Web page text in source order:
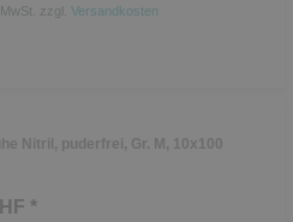
zzgl. Versandkosten
Nitril, puderfrei, Gr. M, 10x100
*